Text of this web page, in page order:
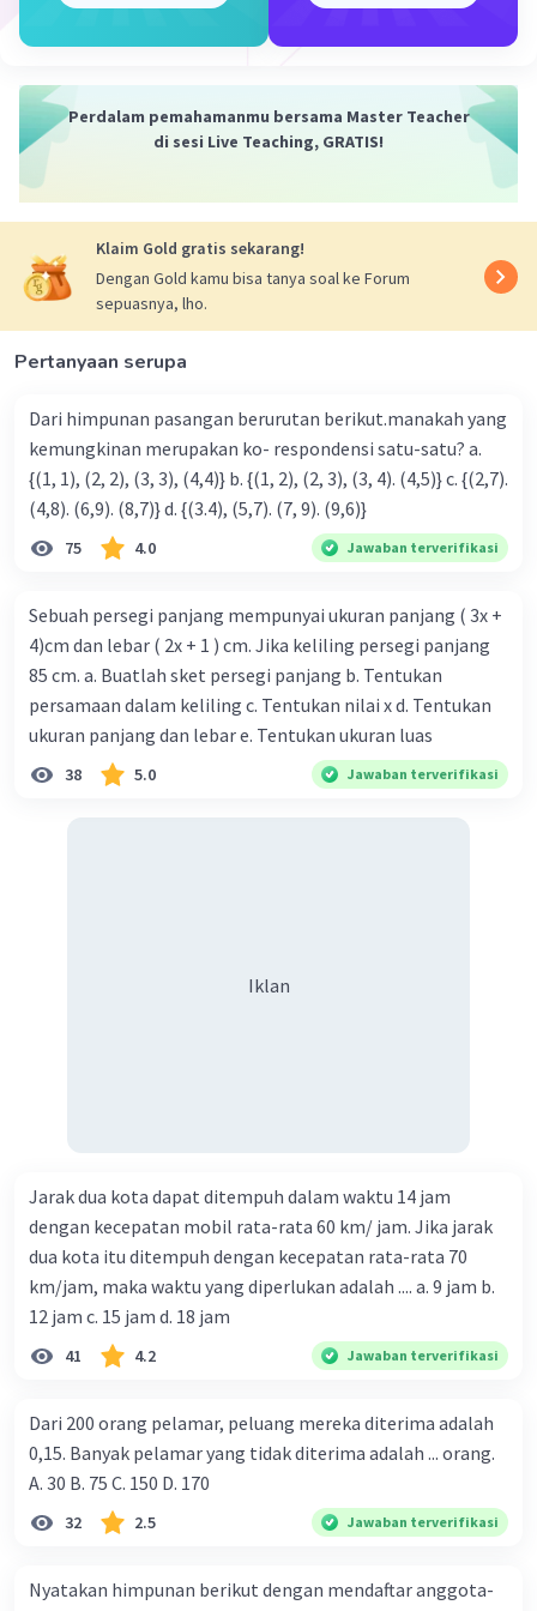
b. 1/16
Perdalam pemahamanmu bersama Master Teacher
di sesi Live Teaching, GRATIS!
Klaim Gold gratis sekarang!
Dengan Gold kamu bisa tanya soal ke Forum
sepuasnya, lho.
Pertanyaan serupa
Dari himpunan pasangan berurutan berikut.manakah yang
kemungkinan merupakan ko- respondensi satu-satu? a.
{(1, 1), (2, 2), (3, 3), (4,4)} b. {(1, 2), (2, 3), (3, 4). (4,5)} c. {(2,7).
(4,8). (6,9). (8,7)} d. {(3.4), (5,7). (7, 9). (9,6)}
75 4.0 Jawaban terverifikasi
Sebuah persegi panjang mempunyai ukuran panjang ( 3x +
4)cm dan lebar ( 2x + 1 ) cm. Jika keliling persegi panjang
85 cm. a. Buatlah sket persegi panjang b. Tentukan
persamaan dalam keliling c. Tentukan nilai x d. Tentukan
ukuran panjang dan lebar e. Tentukan ukuran luas
38 5.0 Jawaban terverifikasi
Iklan
Jarak dua kota dapat ditempuh dalam waktu 14 jam
dengan kecepatan mobil rata-rata 60 km/ jam. Jika jarak
dua kota itu ditempuh dengan kecepatan rata-rata 70
km/jam, maka waktu yang diperlukan adalah .... a. 9 jam b.
12 jam c. 15 jam d. 18 jam
41 4.2 Jawaban terverifikasi
Dari 200 orang pelamar, peluang mereka diterima adalah
0,15. Banyak pelamar yang tidak diterima adalah ... orang.
A. 30 B. 75 C. 150 D. 170
32 2.5 Jawaban terverifikasi
Nyatakan himpunan berikut dengan mendaftar anggota-